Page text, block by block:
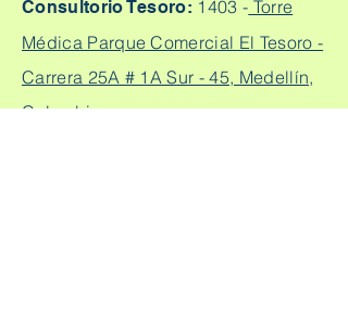
Consultorio Tesoro: 1403 - Torre
Médica Parque Comercial El Tesoro -
Carrera 25A # 1A Sur - 45, Medellín,
Colombia.